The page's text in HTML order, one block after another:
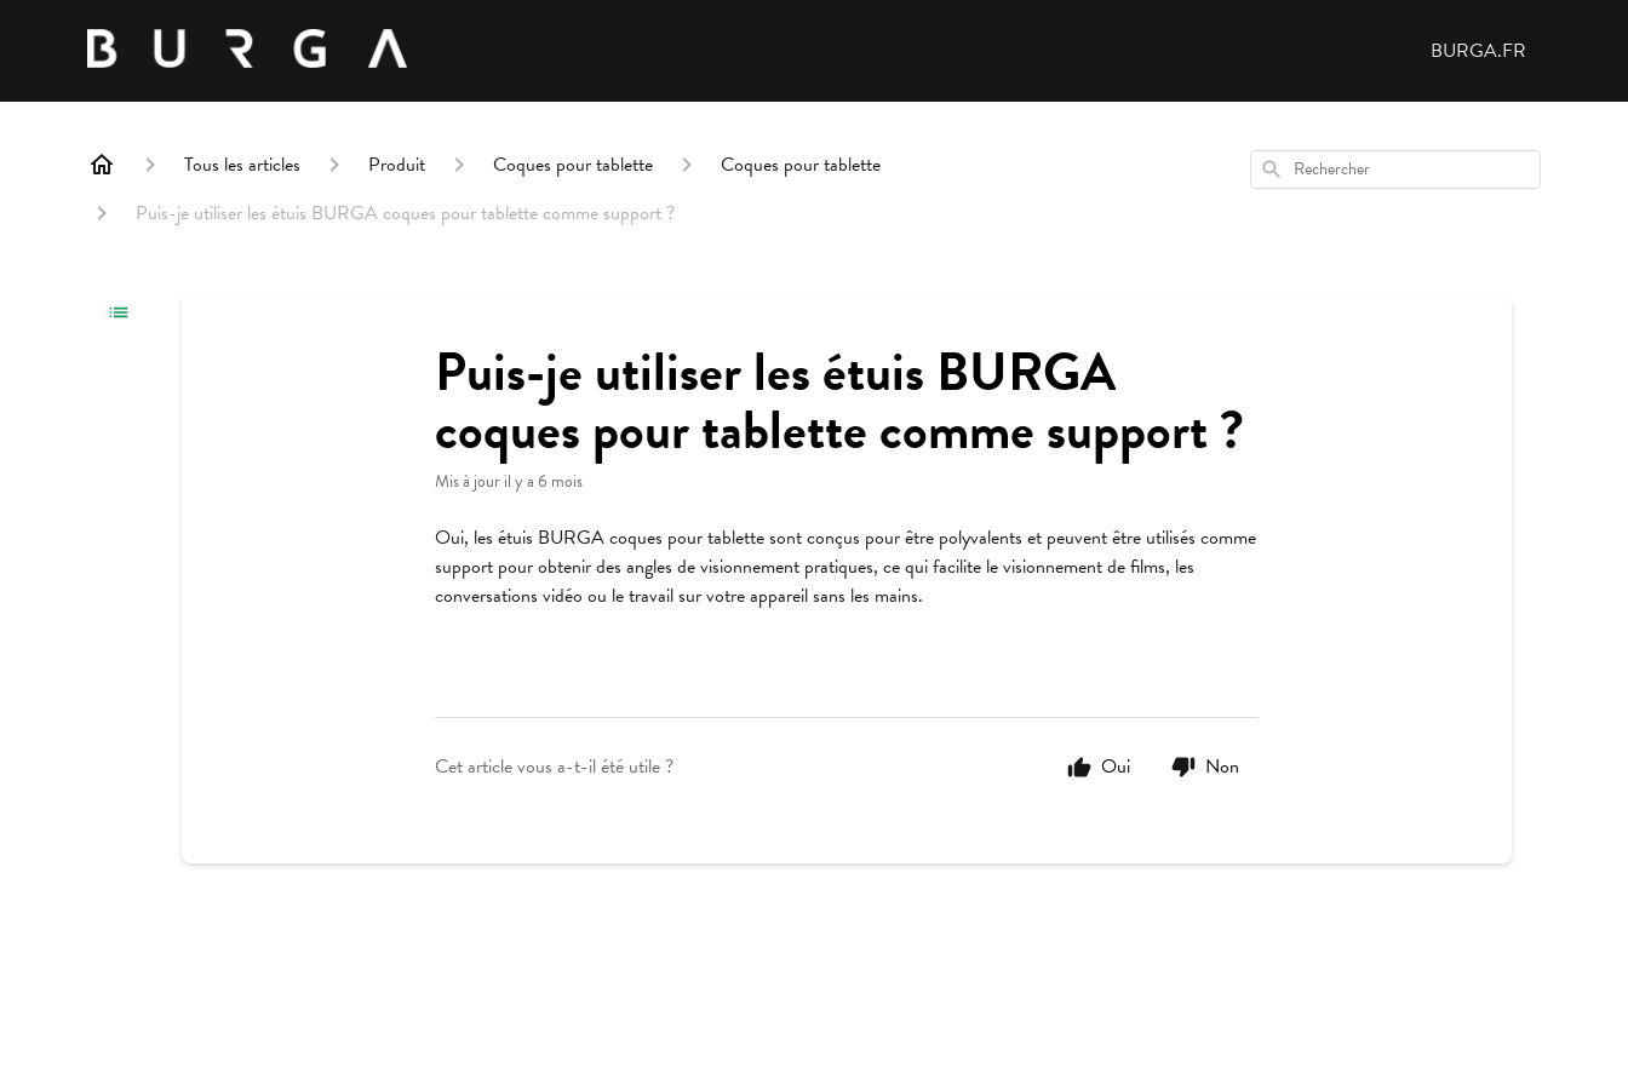
BURGA.FR
Tous les articles Produit Coques pour tablette
Coques pour tablette
Puis-je utiliser les étuis BURGA coques pour tablette comme support ?
Rechercher
Puis-je utiliser les étuis BURGA
coques pour tablette comme support ?
Mis à jouril y a 6 mois
Oui, les étuis BURGA coques pour tablette sont conçus pour être polyvalents et peuvent être utilisés comme
support pour obtenir des angles de visionnement pratiques, ce qui facilite le visionnement de films, les
conversations vidéo ou le travail sur votre appareil sans les mains.
Cet article vous a-t-il été utile ? Oui Non